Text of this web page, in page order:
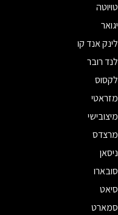
טויוטה
יגואר
לינק אנד קו
לנד רובר
לקסוס
מזראטי
מיצובישי
מרצדס
ניסאן
סובארו
סיאט
סמארט